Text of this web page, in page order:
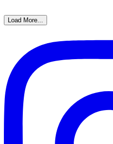
Load More...